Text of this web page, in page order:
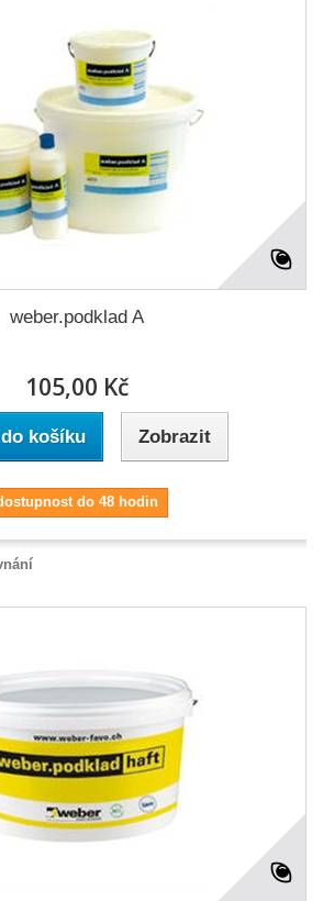
weber.podklad A
105,00 Kč
košíku Zobrazit
do 48 hodin